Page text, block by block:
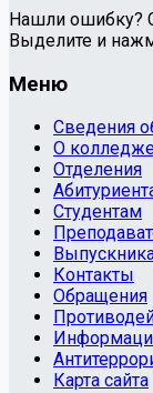
Нашли ошибку?
Выделите и
Меню
Сведения
О
Отделения
Студентам
Контакты
Обращения
Карта сайта